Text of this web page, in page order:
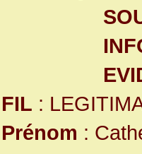
FIL :
Prénom :